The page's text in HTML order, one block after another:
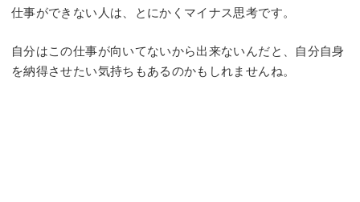
仕事ができない人は、とにかくマイナス思考です。
自分はこの仕事が向いてないから出来ないんだと、自分自身
を納得させたい気持ちもあるのかもしれませんね。